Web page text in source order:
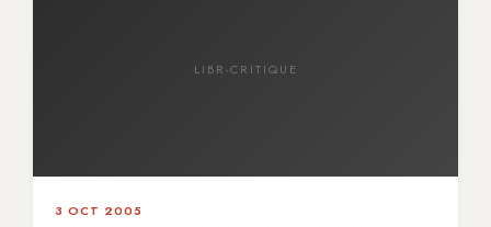
LIBR-CRITIQUE
3 OCT 2005